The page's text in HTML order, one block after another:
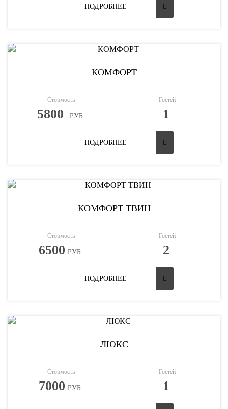
ПОДРОБНЕЕ
КОМФОРТ
Стоимость
5800 РУБ.
Гостей
1
ПОДРОБНЕЕ
КОМФОРТ ТВИН
Стоимость
6500 РУБ.
Гостей
2
ПОДРОБНЕЕ
ЛЮКС
Стоимость
7000 РУБ.
Гостей
1